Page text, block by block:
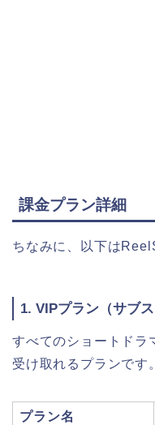
課金プラン詳細
ちなみに、以下は
1. VIPプラン（サブス
すべてのショートドラ
受け取れるプランです。
プラン名